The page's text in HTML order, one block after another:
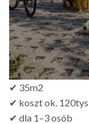
✔ 35m2
✔ koszt ok. 120tys
✔ dla 1–3 osób